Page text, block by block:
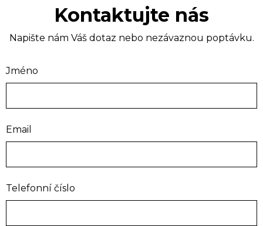
Kontaktujte nás
Napište nám Váš dotaz nebo nezávaznou poptávku.
Jméno
Email
Telefonní číslo